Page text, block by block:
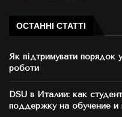
ОСТАННІ СТАТТІ
Як підтримувати порядок
роботи
DSU в Италии: как
поддержку на обучение и